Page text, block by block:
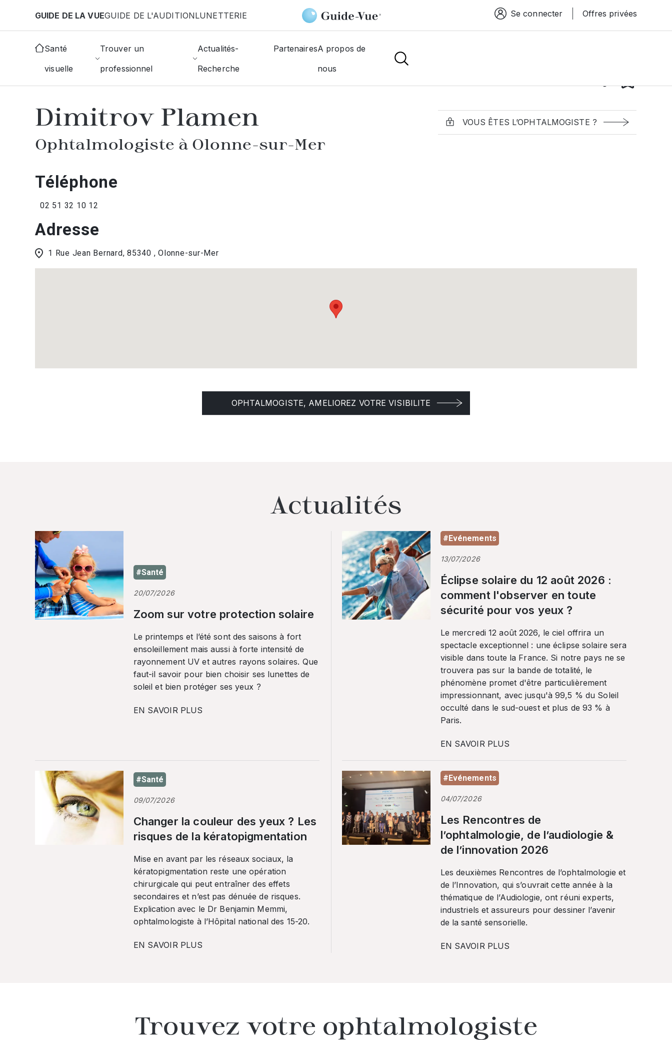
GUIDE DE LA VUEGUIDE DE L'AUDITIONLUNETTERIE Espace connexion
Se connecter Offres privées
Santé
visuelle
Trouver un
professionnel
Actualités-
Recherche
PartenairesA propos de
nous
Accueil Annuaire des ophtalmologistes Olonne-Sur-Mer Dimitrov Plamen
Dimitrov Plamen
Ophtalmologiste à Olonne-sur-Mer
VOUS ÊTES L’OPHTALMOGISTE ?
Téléphone
02 51 32 10 12
Adresse
1 Rue Jean Bernard, 85340 , Olonne-sur-Mer
OPHTALMOGISTE, AMELIOREZ VOTRE VISIBILITE
Actualités
#Santé
20/07/2026
Zoom sur votre protection solaire
Le printemps et l’été sont des saisons à fort
ensoleillement mais aussi à forte intensité de
rayonnement UV et autres rayons solaires. Que
faut-il savoir pour bien choisir ses lunettes de
soleil et bien protéger ses yeux ?
EN SAVOIR PLUS
#Evénements
13/07/2026
Éclipse solaire du 12 août 2026 :
comment l'observer en toute
sécurité pour vos yeux ?
Le mercredi 12 août 2026, le ciel offrira un
spectacle exceptionnel : une éclipse solaire sera
visible dans toute la France. Si notre pays ne se
trouvera pas sur la bande de totalité, le
phénomène promet d'être particulièrement
impressionnant, avec jusqu'à 99,5 % du Soleil
occulté dans le sud-ouest et plus de 93 % à
Paris.
EN SAVOIR PLUS
#Santé
09/07/2026
Changer la couleur des yeux ? Les
risques de la kératopigmentation
Mise en avant par les réseaux sociaux, la
kératopigmentation reste une opération
chirurgicale qui peut entraîner des effets
secondaires et n’est pas dénuée de risques.
Explication avec le Dr Benjamin Memmi,
ophtalmologiste à l’Hôpital national des 15-20.
EN SAVOIR PLUS
#Evénements
04/07/2026
Les Rencontres de
l’ophtalmologie, de l’audiologie &
de l’innovation 2026
Les deuxièmes Rencontres de l’ophtalmologie et
de l’Innovation, qui s’ouvrait cette année à la
thématique de l’Audiologie, ont réuni experts,
industriels et assureurs pour dessiner l’avenir
de la santé sensorielle.
EN SAVOIR PLUS
Trouvez votre ophtalmologiste